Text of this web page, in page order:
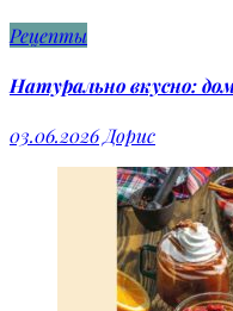
Рецепты
Натурально вкусно:
03.06.2026 Дорис